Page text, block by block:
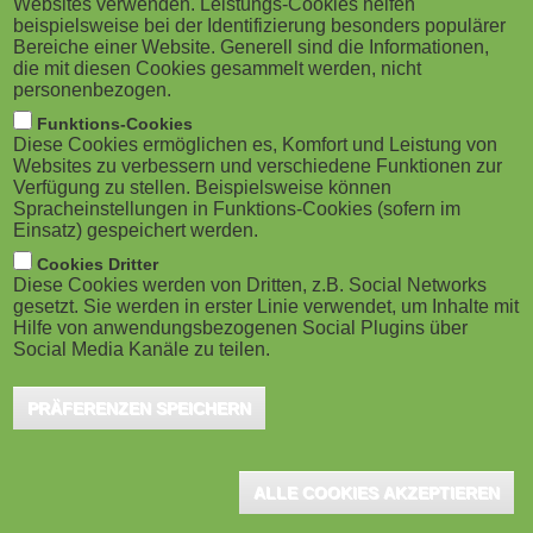
M
o
b
i
l
e
)
g
a
o
n
Bath (UK), May 2024 - A recent report identifies key
influencers in corporate learning and development,
highlighting the prominence of colleagues and peers
in shaping strategies and the need for high-quality,
unbiased insights in the face of increasing AI-driven
content.
Insights Media has launched its first research report - Who's
strategy, and AI. The report also sheds light on the quality of
Websites verwenden. Leistungs-Cookies helfen
beispielsweise bei der Identifizierung besonders populärer
Bereiche einer Website. Generell sind die Informationen,
die mit diesen Cookies gesammelt werden, nicht
personenbezogen.
Funktions-Cookies
Diese Cookies ermöglichen es, Komfort und Leistung von
Websites zu verbessern und verschiedene Funktionen zur
Verfügung zu stellen. Beispielsweise können
Spracheinstellungen in Funktions-Cookies (sofern im
Einsatz) gespeichert werden.
Cookies Dritter
Diese Cookies werden von Dritten, z.B. Social Networks
gesetzt. Sie werden in erster Linie verwendet, um Inhalte mit
Hilfe von anwendungsbezogenen Social Plugins über
Social Media Kanäle zu teilen.
PRÄFERENZEN SPEICHERN
ALLE COOKIES AKZEPTIEREN